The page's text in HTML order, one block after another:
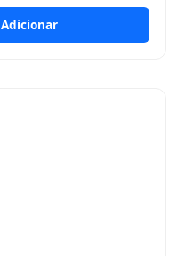
Adicionar